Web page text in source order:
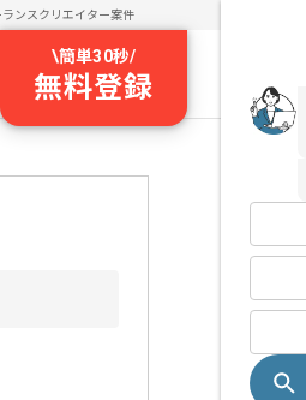
ランスクリエイター案件
\簡単30秒/
無料登録